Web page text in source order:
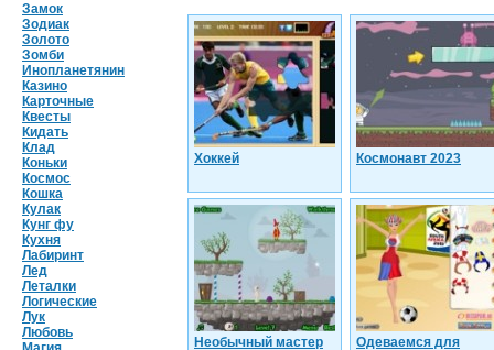
Замок
Зодиак
Золото
Зомби
Инопланетянин
Казино
Карточные
Квесты
Кидать
Клад
Коньки
Космос
Кошка
Кулак
Кунг фу
Кухня
Лабиринт
Лед
Леталки
Логические
Лук
Любовь
Хоккей Космонавт 2023
Необычный мастер
Одеваемся для